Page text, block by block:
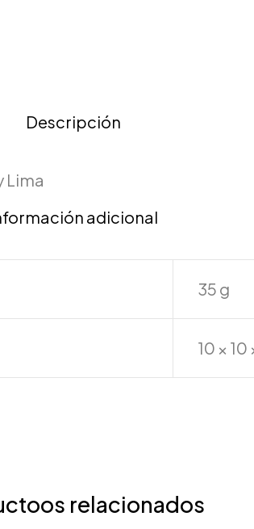
Descripción
Lima
adicional
35 g
10 × 10
relacionados